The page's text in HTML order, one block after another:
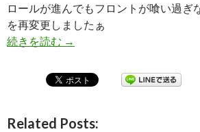
ロールが進んでもフロントが喰い過ぎ
を再変更しましたぁ
続きを読む M-07 Concept 【4月の走
→
Related Posts: